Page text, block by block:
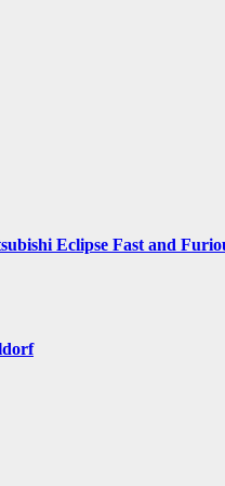
Eclipse Fast and